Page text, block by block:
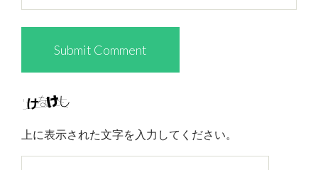
上に表示された文字を入力してください。